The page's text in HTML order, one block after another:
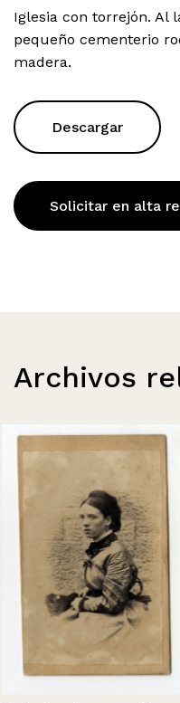
Iglesia con torrejón. Al
pequeño cementerio
madera.
Descargar
Solicitar en alta
Archivos